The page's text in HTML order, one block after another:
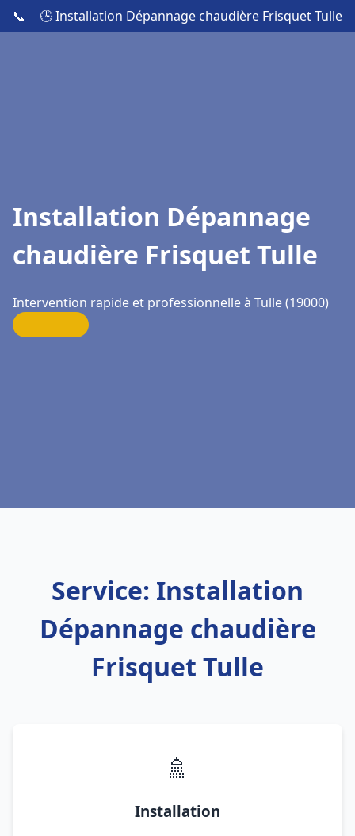
📞 🕒 Installation Dépannage chaudière Frisquet Tulle
Installation Dépannage
chaudière Frisquet Tulle
Intervention rapide et professionnelle à Tulle (19000)
Service: Installation
Dépannage chaudière
Frisquet Tulle
🚿
Installation